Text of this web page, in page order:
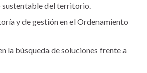
sustentable del territorio.
y de gestión en el Ordenamiento
la búsqueda de soluciones frente a